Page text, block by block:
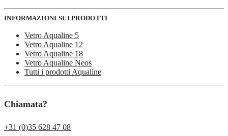
INFORMAZIONI SUI PRODOTTI
Vetro Aqualine 5
Vetro Aqualine 12
Vetro Aqualine 18
Vetro Aqualine Neos
Tutti i prodotti Aqualine
Chiamata?
+31 (0)35 628 47 08